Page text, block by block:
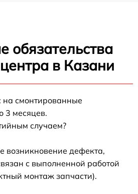
обязательства
в Казани
на смонтированные
3 месяцев.
случаем?
возникновение дефекта,
с выполненной работой
монтаж запчасти).